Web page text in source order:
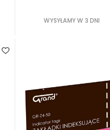
WYSYŁAMY W 3 DNI